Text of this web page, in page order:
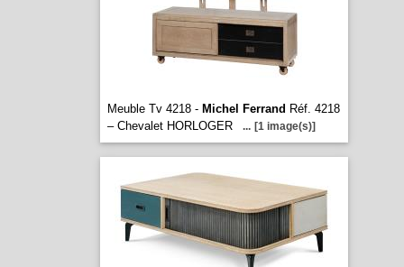
Meuble Tv 4218 - Michel Ferrand Réf. 4218
– Chevalet HORLOGER
... [1 image(s)]